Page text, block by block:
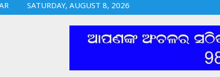
SATURDAY, AUGUST 8, 2026